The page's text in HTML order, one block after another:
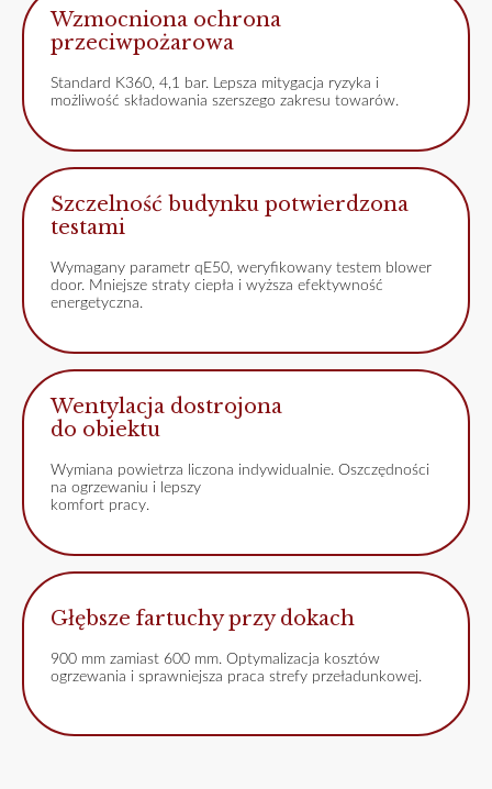
Wzmocniona ochrona
przeciwpożarowa
Standard K360, 4,1 bar. Lepsza mitygacja ryzyka i
możliwość składowania szerszego zakresu towarów.
Szczelność budynku potwierdzona
testami
Wymagany parametr qE50, weryfikowany testem blower
door. Mniejsze straty ciepła i wyższa efektywność
energetyczna.
Wentylacja dostrojona
do obiektu
Wymiana powietrza liczona indywidualnie. Oszczędności
na ogrzewaniu i lepszy
komfort pracy.
Głębsze fartuchy przy dokach
900 mm zamiast 600 mm. Optymalizacja kosztów
ogrzewania i sprawniejsza praca strefy przeładunkowej.